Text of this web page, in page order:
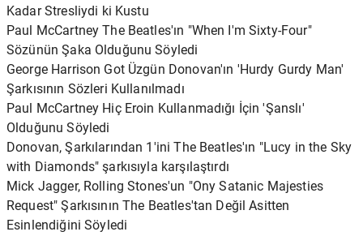
Kadar Stresliydi ki Kustu
Paul McCartney The Beatles'ın "When I'm Sixty-Four"
Sözünün Şaka Olduğunu Söyledi
George Harrison Got Üzgün ​​Donovan'ın 'Hurdy Gurdy Man'
Şarkısının Sözleri Kullanılmadı
Paul McCartney Hiç Eroin Kullanmadığı İçin 'Şanslı'
Olduğunu Söyledi
Donovan, Şarkılarından 1'ini The Beatles'ın "Lucy in the Sky
with Diamonds" şarkısıyla karşılaştırdı
Mick Jagger, Rolling Stones'un "Ony Satanic Majesties
Request" Şarkısının The Beatles'tan Değil Asitten
Esinlendiğini Söyledi